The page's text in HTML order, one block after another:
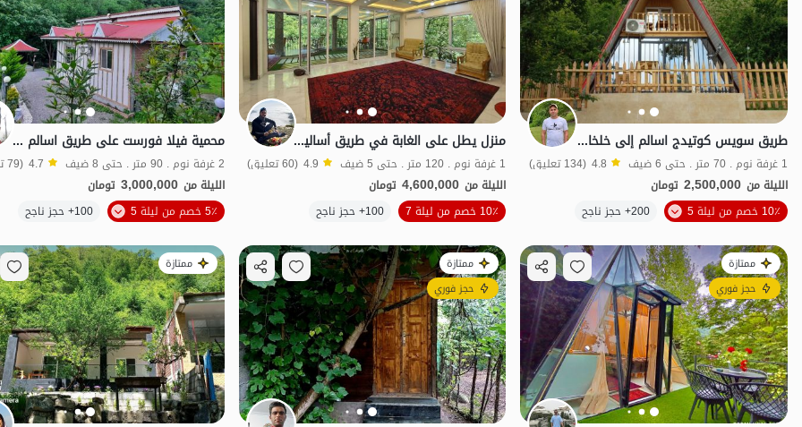
طريق سويس كوتيدج اسالم إلى خلخال - حي لونج
1 غرفة نوم . 70 متر . حتى 6 ضيف 4.8 (134 تعليق)
الليلة من 2,500,000 تومان
10٪ خصم من ليلة 5
200+ حجز ناجح الموقع على الخريطة
منزل يطل على الغابة في طريق أساليم إلى خلخال
1 غرفة نوم . 120 متر . حتى 5 ضيف 4.9 (60 تعليق)
الليلة من 4,600,000 تومان
10٪ خصم من ليلة 7
100+ حجز ناجح منظر جميل شفة الماء
محمية فيلا فورست على طريق اسالم إلى خلخال - Gijab
2 غرفة نوم . 90 متر . حتى 8 ضيف 4.7 (79 تعليق)
الليلة من 3,000,000 تومان
5٪ خصم من ليلة 5
100+ حجز ناجح
ممتازة
حجز فوري
ممتازة
حجز فوري
ممتازة